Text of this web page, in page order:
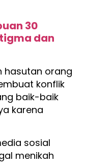
30
dan
hasutan orang
konflik
baik-baik
karena
sosial
menikah